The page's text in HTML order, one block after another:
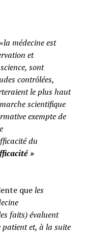
la médecine est
et
sont
contrôlées,
le plus haut
scientifique
exempte de
du
»
queles
faits) évaluent
patient et, à la suite